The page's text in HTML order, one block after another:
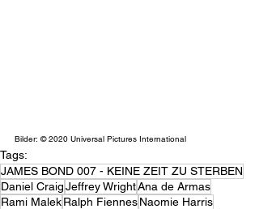
Bilder: © 2020 Universal Pictures International
Tags:
JAMES BOND 007 - KEINE ZEIT ZU STERBEN
Daniel CraigJeffrey WrightAna de Armas
Rami MalekRalph FiennesNaomie Harris